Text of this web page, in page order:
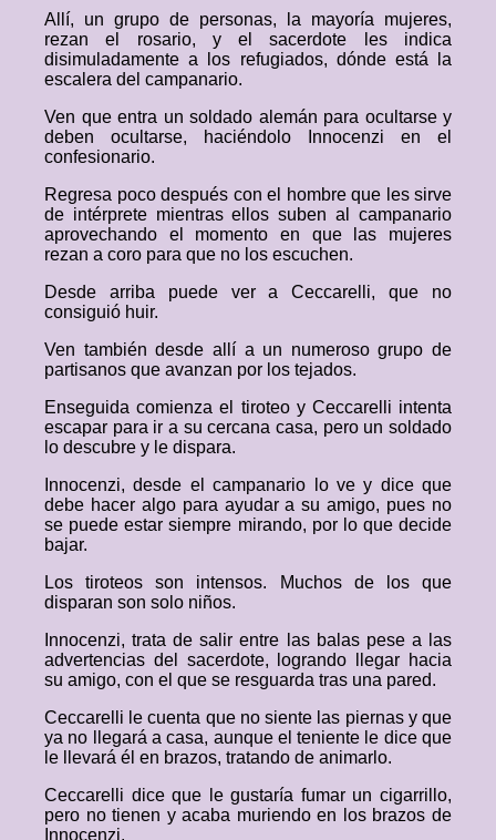
Allí, un grupo de personas, la mayoría mujeres,
rezan el rosario, y el sacerdote les indica
disimuladamente a los refugiados, dónde está la
escalera del campanario.
Ven que entra un soldado alemán para ocultarse y
deben ocultarse, haciéndolo Innocenzi en el
confesionario.
Regresa poco después con el hombre que les sirve
de intérprete mientras ellos suben al campanario
aprovechando el momento en que las mujeres
rezan a coro para que no los escuchen.
Desde arriba puede ver a Ceccarelli, que no
consiguió huir.
Ven también desde allí a un numeroso grupo de
partisanos que avanzan por los tejados.
Enseguida comienza el tiroteo y Ceccarelli intenta
escapar para ir a su cercana casa, pero un soldado
lo descubre y le dispara.
Innocenzi, desde el campanario lo ve y dice que
debe hacer algo para ayudar a su amigo, pues no
se puede estar siempre mirando, por lo que decide
bajar.
Los tiroteos son intensos. Muchos de los que
disparan son solo niños.
Innocenzi, trata de salir entre las balas pese a las
advertencias del sacerdote, logrando llegar hacia
su amigo, con el que se resguarda tras una pared.
Ceccarelli le cuenta que no siente las piernas y que
ya no llegará a casa, aunque el teniente le dice que
le llevará él en brazos, tratando de animarlo.
Ceccarelli dice que le gustaría fumar un cigarrillo,
pero no tienen y acaba muriendo en los brazos de
Innocenzi.